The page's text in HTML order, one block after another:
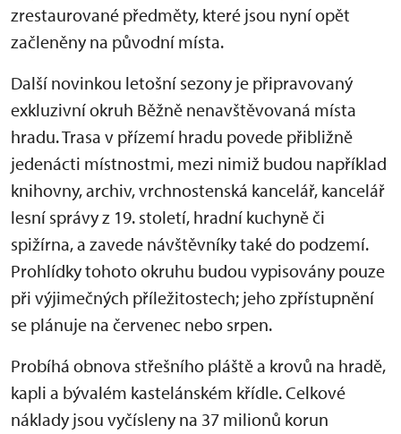
zrestaurované předměty, které jsou nyní opět
začleněny na původní místa.
Další novinkou letošní sezony je připravovaný
exkluzivní okruh Běžně nenavštěvovaná místa
hradu. Trasa v přízemí hradu povede přibližně
jedenácti místnostmi, mezi nimiž budou například
knihovny, archiv, vrchnostenská kancelář, kancelář
lesní správy z 19. století, hradní kuchyně či
spižírna, a zavede návštěvníky také do podzemí.
Prohlídky tohoto okruhu budou vypisovány pouze
při výjimečných příležitostech; jeho zpřístupnění
se plánuje na červenec nebo srpen.
Probíhá obnova střešního pláště a krovů na hradě,
kapli a bývalém kastelánském křídle. Celkové
náklady jsou vyčísleny na 37 milionů korun